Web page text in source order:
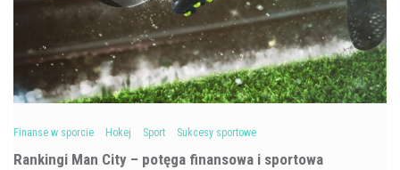
Finanse w sporcie Hokej Sport Sukcesy sportowe
Rankingi Man City – potęga finansowa i sportowa